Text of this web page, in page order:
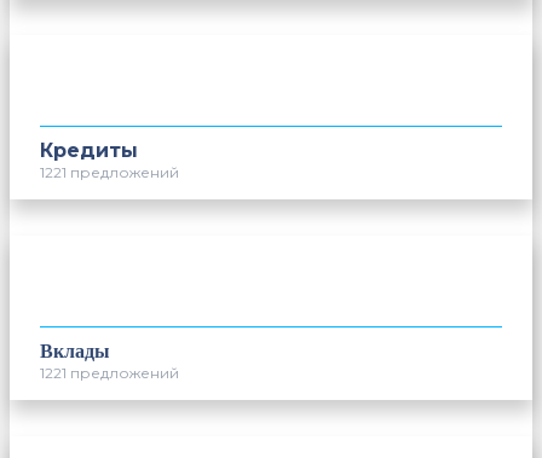
Кредиты
1221 предложений
Вклады
1221 предложений